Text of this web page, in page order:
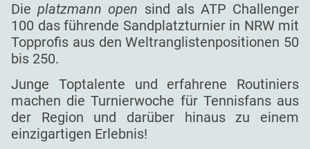
Dieplatzmann open sind als ATP Challenger
100 das führende Sandplatzturnier in NRW mit
Topprofis aus den Weltranglistenpositionen 50
bis 250.
Junge Toptalente und erfahrene Routiniers
machen die Turnierwoche für Tennisfans aus
der Region und darüber hinaus zu einem
einzigartigen Erlebnis!